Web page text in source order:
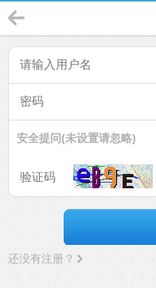
安全提问(未设置请忽略)
还没有注册？